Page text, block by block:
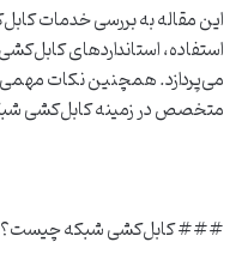
این مقاله به بررسی خدمات
استفاده، استانداردهای
می‌پردازد. همچنین نکات
متخصص در زمینه کابل‌کشی
### کابل‌کشی شبکه چیست؟